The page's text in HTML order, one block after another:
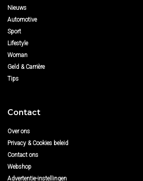
Nieuws
Automotive
Sport
Lifestyle
Woman
Geld & Carrière
Tips
Contact
Over ons
Privacy & Cookies beleid
Contact ons
Webshop
Advertentie-instellingen